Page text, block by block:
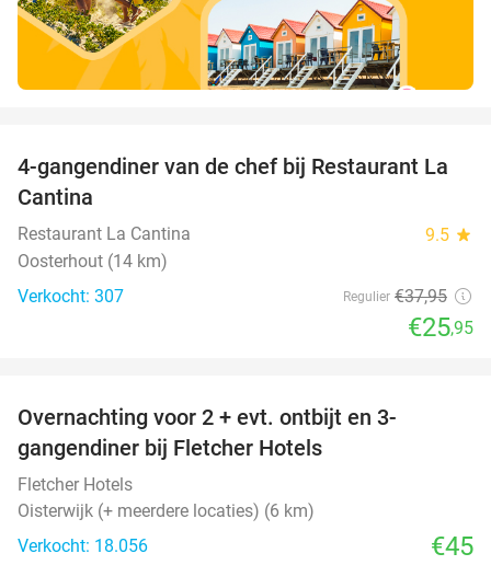
32%
4-gangendiner van de chef bij Restaurant La
Cantina
Restaurant La Cantina 9.5 star
Oosterhout (14 km)
Verkocht: 307
Regulier €37,95
€25,95
Overnachting voor 2 + evt. ontbijt en 3-
gangendiner bij Fletcher Hotels
Fletcher Hotels
Oisterwijk (+ meerdere locaties) (6 km)
Verkocht: 18.056
€45